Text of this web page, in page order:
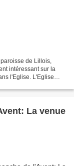
de Lillois,
intéressant sur la
l'Eglise. L'Eglise
La venue